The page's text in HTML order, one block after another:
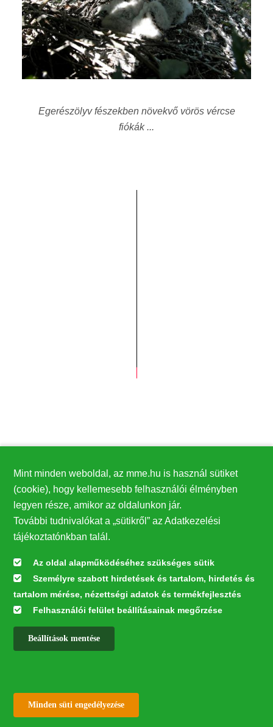
Egerészölyv fészekben növekvő vörös vércse
fiókák ...
Kapcsolodó hírek
Mint minden weboldal, az mme.hu is használ sütiket
(cookie), hogy kellemesebb felhasználói élményben
legyen része, amikor az oldalunkon jár.
További tudnivalókat a „sütikről” az Adatkezelési
tájékoztatónkban talál.
Az oldal alapműködéséhez szükséges sütik
Személyre szabott hirdetések és tartalom, hirdetés és
tartalom mérése, nézettségi adatok és termékfejlesztés
Felhasználói felület beállításainak megőrzése
Beállítások mentése
Minden süti engedélyezése